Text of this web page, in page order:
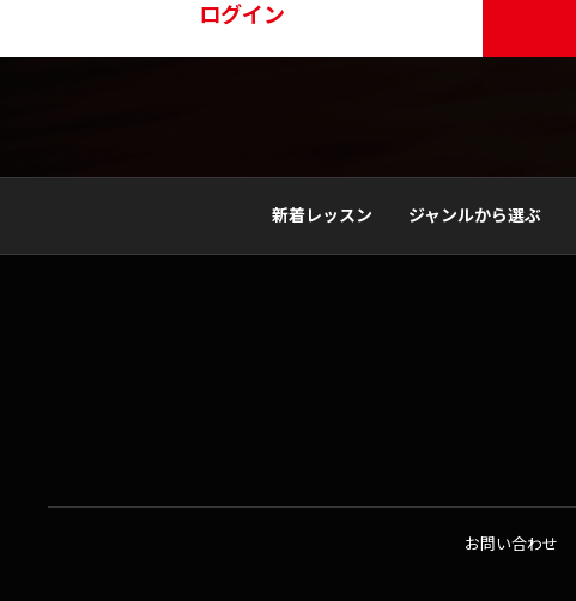
ログイン
新着レッスン ジャンルから選ぶ
お問い合わせ